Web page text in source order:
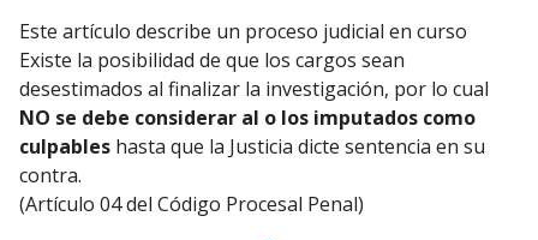
Este artículo describe un proceso judicial en curso
Existe la posibilidad de que los cargos sean
desestimados al finalizar la investigación, por lo cual
NO se debe considerar al o los imputados como
culpables hasta que la Justicia dicte sentencia en su
contra.
(Artículo 04 del Código Procesal Penal)